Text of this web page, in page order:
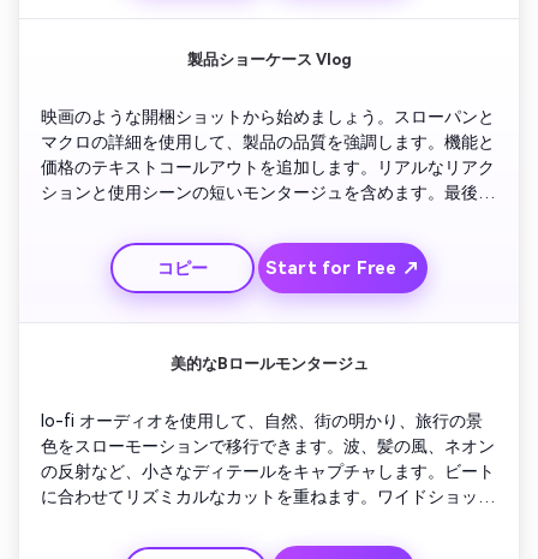
製品ショーケース Vlog
映画のような開梱ショットから始めましょう。スローパンと
マクロの詳細を使用して、製品の品質を強調します。機能と
価格のテキストコールアウトを追加します。リアルなリアク
ションと使用シーンの短いモンタージュを含めます。最後
びかけで終わります。
コピー
Start for Free ↗
美的なBロールモンタージュ
lo-fi オーディオを使用して、自然、街の明かり、旅行の景
色をスローモーションで移行できます。波、髪の風、ネオン
の反射など、小さなディテールをキャプチャします。ビート
に合わせてリズミカルなカットを重ねます。ワイドショット
ストを実現します。ロゴやキャッチフレーズのフェードを示